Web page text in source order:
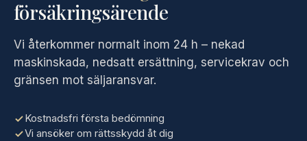
försäkringsärende
Vi återkommer normalt inom 24 h – nekad
maskinskada, nedsatt ersättning, servicekrav och
gränsen mot säljaransvar.
Kostnadsfri första bedömning
Vi ansöker om rättsskydd åt dig